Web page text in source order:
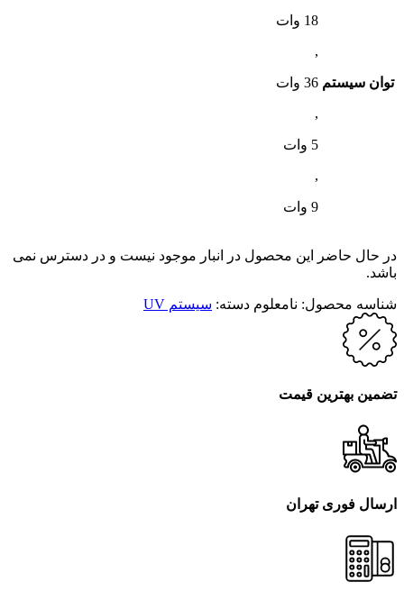
توان سیستم
18 وات
,
36 وات
,
5 وات
,
9 وات
در حال حاضر این محصول در انبار موجود نیست و در دسترس نمی
باشد.
شناسه محصول: نامعلوم دسته: سیستم UV
تضمین بهترین قیمت
ارسال فوری تهران